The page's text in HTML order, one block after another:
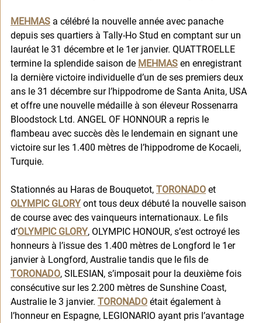
MEHMAS a célébré la nouvelle année avec panache
depuis ses quartiers à Tally-Ho Stud en comptant sur un
lauréat le 31 décembre et le 1er janvier. QUATTROELLE
termine la splendide saison de MEHMAS en enregistrant
la dernière victoire individuelle d’un de ses premiers deux
ans le 31 décembre sur l’hippodrome de Santa Anita, USA
et offre une nouvelle médaille à son éleveur Rossenarra
Bloodstock Ltd. ANGEL OF HONNOUR a repris le
flambeau avec succès dès le lendemain en signant une
victoire sur les 1.400 mètres de l’hippodrome de Kocaeli,
Turquie.
Stationnés au Haras de Bouquetot, TORONADO et
OLYMPIC GLORY ont tous deux débuté la nouvelle saison
de course avec des vainqueurs internationaux. Le fils
d’OLYMPIC GLORY, OLYMPIC HONOUR, s’est octroyé les
honneurs à l’issue des 1.400 mètres de Longford le 1er
janvier à Longford, Australie tandis que le fils de
TORONADO, SILESIAN, s’imposait pour la deuxième fois
consécutive sur les 2.200 mètres de Sunshine Coast,
Australie le 3 janvier. TORONADO était également à
l’honneur en Espagne, LEGIONARIO ayant pris l’avantage